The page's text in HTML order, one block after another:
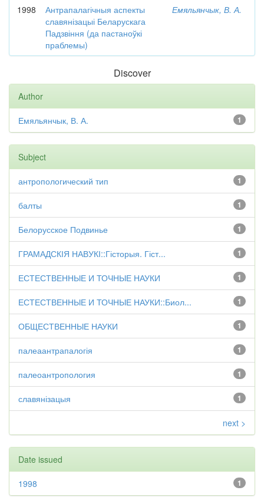
1998
Антрапалагічныя аспекты
славянізацыі Беларускага
Падзвіння (да пастаноўкі
праблемы)
Емяльянчык, В. А.
Discover
Author
1
Емяльянчык, В. А.
Subject
1
антропологический тип
1
балты
1
Белорусское Подвинье
1
ГРАМАДСКІЯ НАВУКІ::Гісторыя. Гіст...
1
ЕСТЕСТВЕННЫЕ И ТОЧНЫЕ НАУКИ
1
ЕСТЕСТВЕННЫЕ И ТОЧНЫЕ НАУКИ::Биол...
1
ОБЩЕСТВЕННЫЕ НАУКИ
1
палеаантрапалогія
1
палеоантропология
1
славянізацыя
next >
Date issued
1
1998